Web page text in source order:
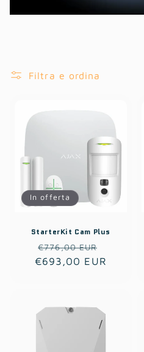
e
Filtra e ordina
In offerta
StarterKit Cam Plus
Prezzo
di
€776,00 EUR
scontato
€693,00 EUR